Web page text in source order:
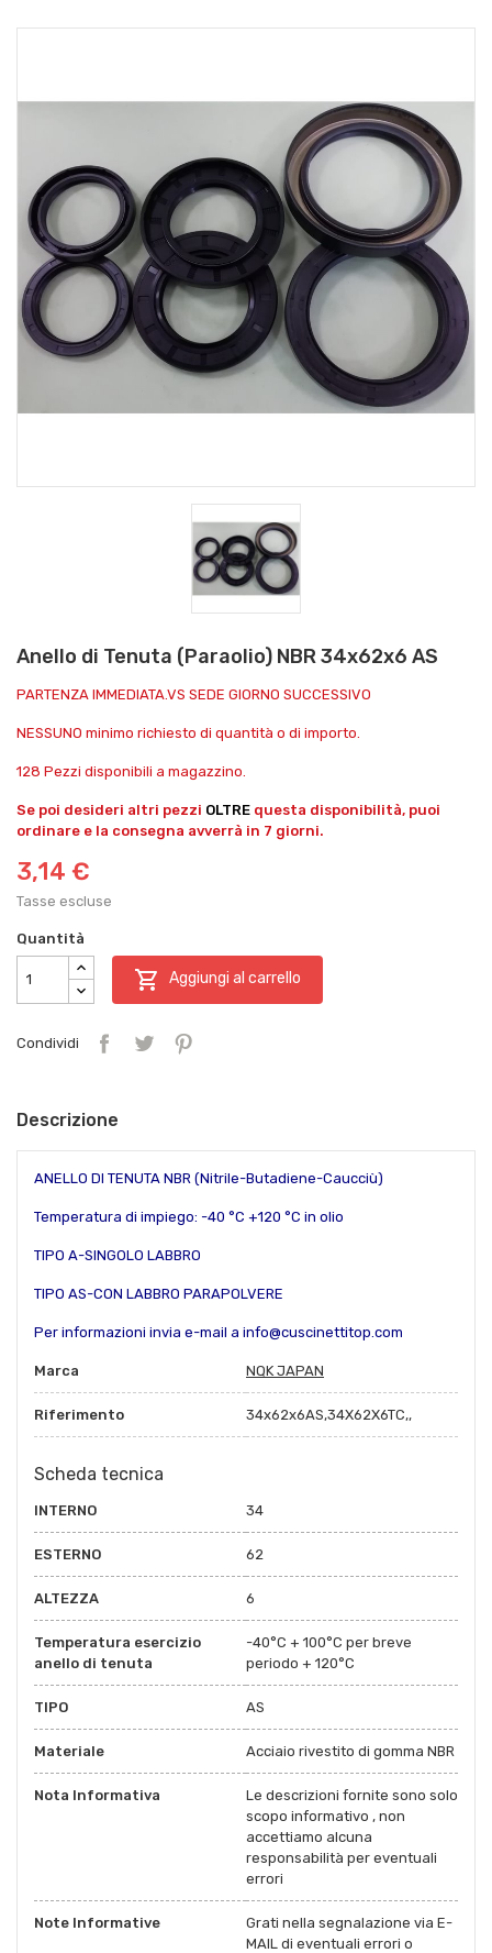
Anello di Tenuta (Paraolio) NBR 34x62x6 AS
PARTENZA IMMEDIATA.VS SEDE GIORNO SUCCESSIVO
NESSUNO minimo richiesto di quantità o di importo.
128 Pezzi disponibili a magazzino.
Se poi desideri altri pezzi OLTRE questa disponibilità, puoi
ordinare e la consegna avverrà in 7 giorni.
3,14 €
Tasse escluse
Quantità
 Aggiungi al carrello
Condividi
Descrizione
ANELLO DI TENUTA NBR (Nitrile-Butadiene-Caucciù)
Temperatura di impiego: -40 °C +120 °C in olio
TIPO A-SINGOLO LABBRO
TIPO AS-CON LABBRO PARAPOLVERE
Per informazioni invia e-mail a info@cuscinettitop.com
Marca NQK JAPAN
Riferimento 34x62x6AS,34X62X6TC,,
Scheda tecnica
INTERNO 34
ESTERNO 62
ALTEZZA 6
Temperatura esercizio
anello di tenuta
-40°C + 100°C per breve
periodo + 120°C
TIPO AS
Materiale Acciaio rivestito di gomma NBR
Nota Informativa
Le descrizioni fornite sono solo
scopo informativo , non
accettiamo alcuna
responsabilità per eventuali
errori
Note Informative
Grati nella segnalazione via E-
MAIL di eventuali errori o